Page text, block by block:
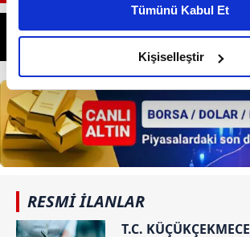
daha iyi reklam deneyimi yaşatabiliriz.
amacımızın size daha iyi bir reklam
olduğunu ve sizlere en iyi içerikleri
elimizden gelen çabayı gösterdiğimizi ve
reklamların maliyetlerimizi karşılamak
kalemimiz olduğunu sizlere hatırlatmak
Her halükârda, kullanıcılar, bu çerezlere
takdirde, kullanıcılara hedefli reklamlar
gösterilmeyecektir."
Sizlere daha iyi bir hizmet sunabilmek için
Tümünü Kabul Et
Kişiselleştir
RESMİ İLANLAR
T.C.